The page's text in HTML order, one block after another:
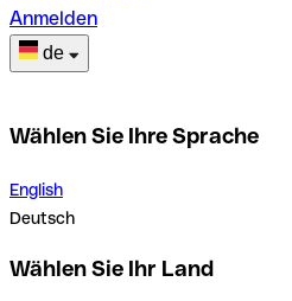
Anmelden
de
Wählen Sie Ihre Sprache
English
Deutsch
Wählen Sie Ihr Land